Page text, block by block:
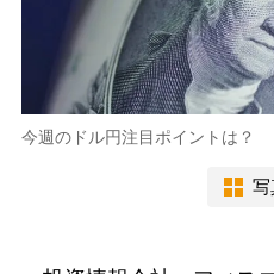
今週のドル円注目ポイントは？
写